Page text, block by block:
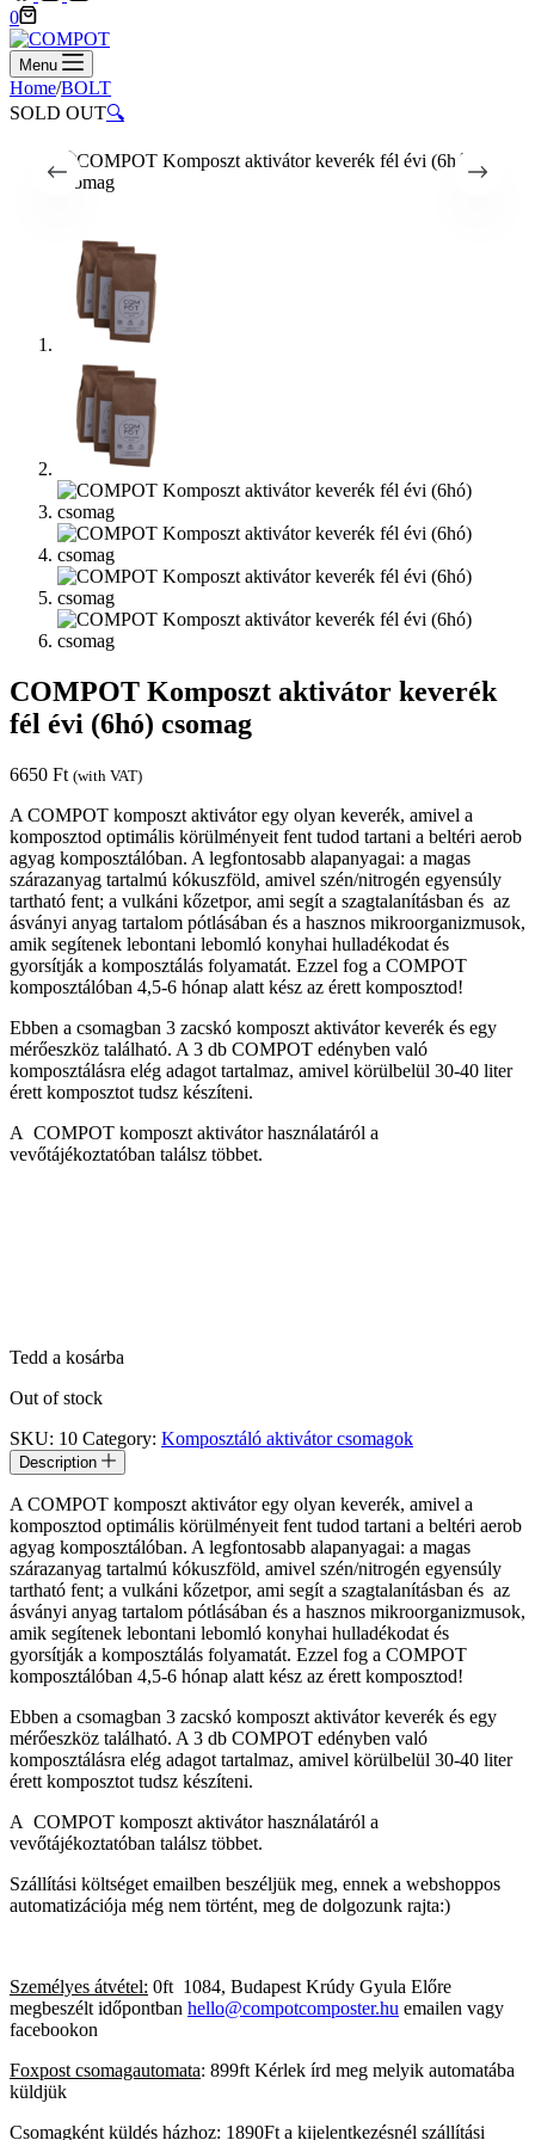
Shopping
cart
0
Menu
Home/BOLT
SOLD OUT🔍
COMPOT Komposzt aktivátor keverék
fél évi (6hó) csomag
6650 Ft (with VAT)
A COMPOT komposzt aktivátor egy olyan keverék, amivel a
komposztod optimális körülményeit fent tudod tartani a beltéri aerob
agyag komposztálóban. A legfontosabb alapanyagai: a magas
szárazanyag tartalmú kókuszföld, amivel szén/nitrogén egyensúly
tartható fent; a vulkáni kőzetpor, ami segít a szagtalanításban és az
ásványi anyag tartalom pótlásában és a hasznos mikroorganizmusok,
amik segítenek lebontani lebomló konyhai hulladékodat és
gyorsítják a komposztálás folyamatát. Ezzel fog a COMPOT
komposztálóban 4,5-6 hónap alatt kész az érett komposztod!
Ebben a csomagban 3 zacskó komposzt aktivátor keverék és egy
mérőeszköz található. A 3 db COMPOT edényben való
komposztálásra elég adagot tartalmaz, amivel körülbelül 30-40 liter
érett komposztot tudsz készíteni.
A COMPOT komposzt aktivátor használatáról a
vevőtájékoztatóban találsz többet.
Tedd a kosárba
Out of stock
SKU: 10 Category: Komposztáló aktivátor csomagok
Description
A COMPOT komposzt aktivátor egy olyan keverék, amivel a
komposztod optimális körülményeit fent tudod tartani a beltéri aerob
agyag komposztálóban. A legfontosabb alapanyagai: a magas
szárazanyag tartalmú kókuszföld, amivel szén/nitrogén egyensúly
tartható fent; a vulkáni kőzetpor, ami segít a szagtalanításban és az
ásványi anyag tartalom pótlásában és a hasznos mikroorganizmusok,
amik segítenek lebontani lebomló konyhai hulladékodat és
gyorsítják a komposztálás folyamatát. Ezzel fog a COMPOT
komposztálóban 4,5-6 hónap alatt kész az érett komposztod!
Ebben a csomagban 3 zacskó komposzt aktivátor keverék és egy
mérőeszköz található. A 3 db COMPOT edényben való
komposztálásra elég adagot tartalmaz, amivel körülbelül 30-40 liter
érett komposztot tudsz készíteni.
A COMPOT komposzt aktivátor használatáról a
vevőtájékoztatóban találsz többet.
Szállítási költséget emailben beszéljük meg, ennek a webshoppos
automatizációja még nem történt, meg de dolgozunk rajta:)
Személyes átvétel: 0ft 1084, Budapest Krúdy Gyula Előre
megbeszélt időpontban hello@compotcomposter.hu emailen vagy
facebookon
Foxpost csomagautomata: 899ft Kérlek írd meg melyik automatába
küldjük
Csomagként küldés házhoz: 1890Ft a kijelentkezésnél szállítási